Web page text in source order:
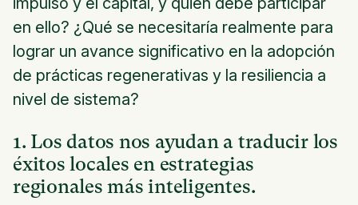
en ello? ¿Qué se necesitaría realmente para
lograr un avance significativo en la adopción
de prácticas regenerativas y la resiliencia a
nivel de sistema?
1. Los datos nos ayudan a traducir los
éxitos locales en estrategias
regionales más inteligentes.